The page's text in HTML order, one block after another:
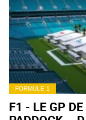
FORMULE 1
F1 - LE GP